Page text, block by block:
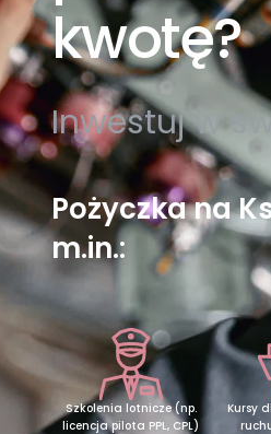
kwotę?
Inwestuj w
Pożyczka na
m.in.:
Szkolenia lotnicze (np.
licencja pilota PPL, CPL)
Kursy